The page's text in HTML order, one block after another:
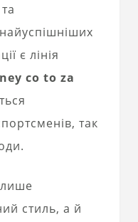
є лінія
co to za
так
лише
стиль, а й